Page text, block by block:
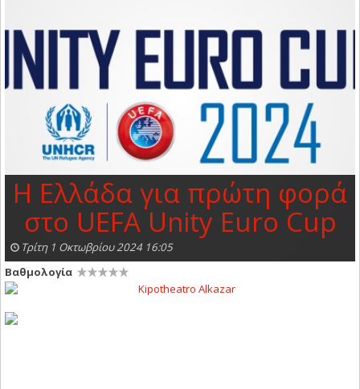
Η Ελλάδα για πρώτη φορά
στο UEFA Unity Euro Cup
Τρίτη 1 Οκτωβρίου 2024 16:05
Βαθμολογία